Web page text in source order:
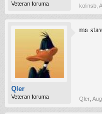
Veteran foruma kolinsb
Qler
Veteran foruma
ma
Qler